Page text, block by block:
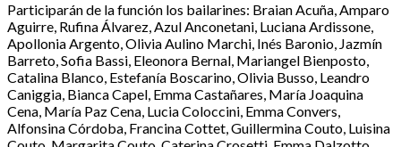
Participarán de la función los bailarines: Braian Acuña, Amparo
Aguirre, Rufina Álvarez, Azul Anconetani, Luciana Ardissone,
Apollonia Argento, Olivia Aulino Marchi, Inés Baronio, Jazmín
Barreto, Sofia Bassi, Eleonora Bernal, Mariangel Bienposto,
Catalina Blanco, Estefanía Boscarino, Olivia Busso, Leandro
Caniggia, Bianca Capel, Emma Castañares, María Joaquina
Cena, María Paz Cena, Lucia Coloccini, Emma Convers,
Alfonsina Córdoba, Francina Cottet, Guillermina Couto, Luisina